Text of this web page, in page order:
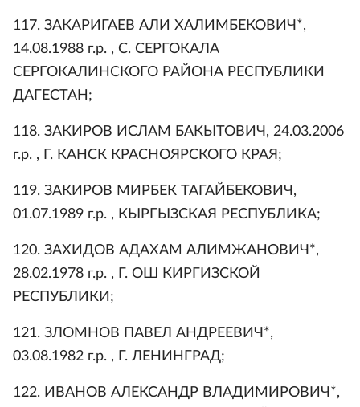
117. ЗАКАРИГАЕВ АЛИ ХАЛИМБЕКОВИЧ*,
14.08.1988 г.р. , С. СЕРГОКАЛА
СЕРГОКАЛИНСКОГО РАЙОНА РЕСПУБЛИКИ
ДАГЕСТАН;
118. ЗАКИРОВ ИСЛАМ БАКЫТОВИЧ, 24.03.2006
г.р. , Г. КАНСК КРАСНОЯРСКОГО КРАЯ;
119. ЗАКИРОВ МИРБЕК ТАГАЙБЕКОВИЧ,
01.07.1989 г.р. , КЫРГЫЗСКАЯ РЕСПУБЛИКА;
120. ЗАХИДОВ АДАХАМ АЛИМЖАНОВИЧ*,
28.02.1978 г.р. , Г. ОШ КИРГИЗСКОЙ
РЕСПУБЛИКИ;
121. ЗЛОМНОВ ПАВЕЛ АНДРЕЕВИЧ*,
03.08.1982 г.р. , Г. ЛЕНИНГРАД;
122. ИВАНОВ АЛЕКСАНДР ВЛАДИМИРОВИЧ*,